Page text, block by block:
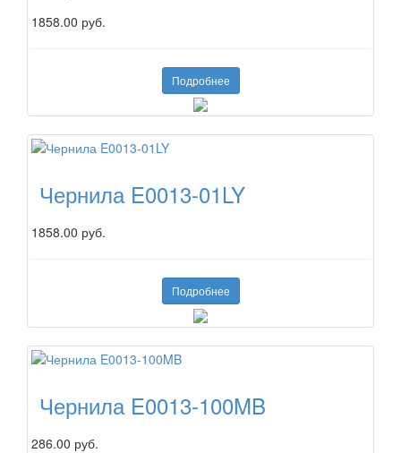
1858.00 руб.
Подробнее
Чернила E0013-01LY
1858.00 руб.
Подробнее
Чернила E0013-100MB
286.00 руб.